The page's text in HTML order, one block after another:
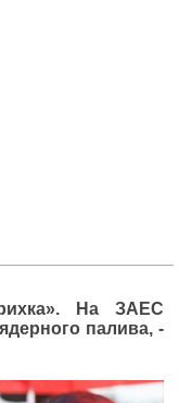
На ЗАЕС
ядерного палива, -